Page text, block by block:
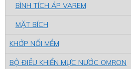
BÌNH TÍCH ÁP VAREM
MẶT BÍCH
KHỚP NỐI MỀM
BỘ ĐIỀU KHIỂN MỰC NƯỚC OMRON